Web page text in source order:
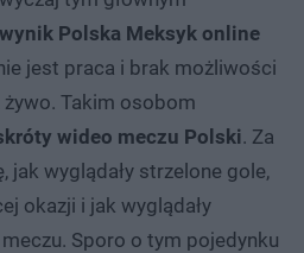
wynik Polska Meksyk online
jest praca i brak możliwości
Takim osobom
wideo meczu Polski. Za
jak wyglądały strzelone gole,
okazji i jak wyglądały
Sporo o tym pojedynku